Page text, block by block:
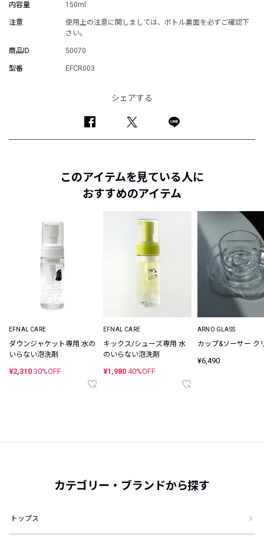
内容量 150ml
注意
使用上の注意に関しましては、ボトル裏面を必ずご確認下
さい。
商品ID 50070
型番 EFCR003
シェアする
このアイテムを見ている人に
おすすめのアイテム
EFNAL CARE
ダウンジャケット専用 水の
いらない泡洗剤
¥2,310 30%OFF
EFNAL CARE
キックス/シューズ専用 水
のいらない泡洗剤
¥1,980 40%OFF
ARNO GLASS
カップ&ソーサー ク
¥6,490
カテゴリー・ブランドから探す
トップス